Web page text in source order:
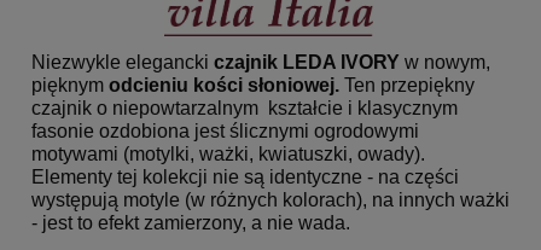
Niezwykle elegancki czajnik LEDA IVORY w nowym,
pięknym odcieniu kości słoniowej. Ten przepiękny
czajnik o niepowtarzalnym kształcie i klasycznym
fasonie ozdobiona jest ślicznymi ogrodowymi
motywami (motylki, ważki, kwiatuszki, owady).
Elementy tej kolekcji nie są identyczne - na części
występują motyle (w różnych kolorach), na innych ważki
- jest to efekt zamierzony, a nie wada.